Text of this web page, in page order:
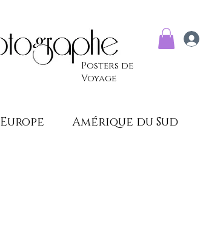
Posters de
Voyage
Europe Amérique du Sud